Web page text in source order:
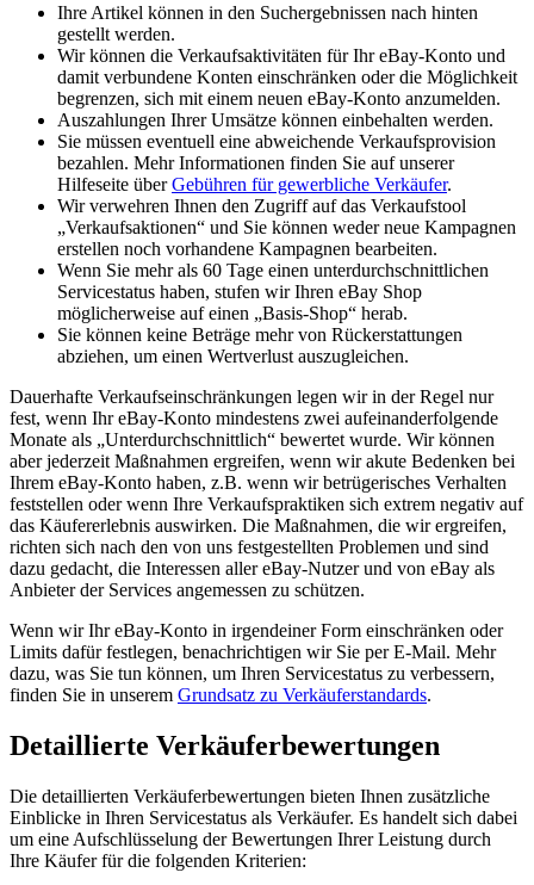
Ihre Artikel können in den Suchergebnissen nach hinten
gestellt werden.
Wir können die Verkaufsaktivitäten für Ihr eBay-Konto und
damit verbundene Konten einschränken oder die Möglichkeit
begrenzen, sich mit einem neuen eBay-Konto anzumelden.
Auszahlungen Ihrer Umsätze können einbehalten werden.
Sie müssen eventuell eine abweichende Verkaufsprovision
bezahlen. Mehr Informationen finden Sie auf unserer
Hilfeseite überGebühren für gewerbliche Verkäufer.
Wir verwehren Ihnen den Zugriff auf das Verkaufstool
„Verkaufsaktionen“ und Sie können weder neue Kampagnen
erstellen noch vorhandene Kampagnen bearbeiten.
Wenn Sie mehr als 60 Tage einen unterdurchschnittlichen
Servicestatus haben, stufen wir Ihren eBay Shop
möglicherweise auf einen „Basis-Shop“ herab.
Sie können keine Beträge mehr von Rückerstattungen
abziehen, um einen Wertverlust auszugleichen.
Dauerhafte Verkaufseinschränkungen legen wir in der Regel nur
fest, wenn Ihr eBay-Konto mindestens zwei aufeinanderfolgende
Monate als „Unterdurchschnittlich“ bewertet wurde. Wir können
aber jederzeit Maßnahmen ergreifen, wenn wir akute Bedenken bei
Ihrem eBay-Konto haben, z.B. wenn wir betrügerisches Verhalten
feststellen oder wenn Ihre Verkaufspraktiken sich extrem negativ auf
das Käufererlebnis auswirken. Die Maßnahmen, die wir ergreifen,
richten sich nach den von uns festgestellten Problemen und sind
dazu gedacht, die Interessen aller eBay-Nutzer und von eBay als
Anbieter der Services angemessen zu schützen.
Wenn wir Ihr eBay-Konto in irgendeiner Form einschränken oder
Limits dafür festlegen, benachrichtigen wir Sie per E-Mail. Mehr
dazu, was Sie tun können, um Ihren Servicestatus zu verbessern,
finden Sie in unserem Grundsatz zu Verkäuferstandards.
Detaillierte Verkäuferbewertungen
Die detaillierten Verkäuferbewertungen bieten Ihnen zusätzliche
Einblicke in Ihren Servicestatus als Verkäufer. Es handelt sich dabei
um eine Aufschlüsselung der Bewertungen Ihrer Leistung durch
Ihre Käufer für die folgenden Kriterien: